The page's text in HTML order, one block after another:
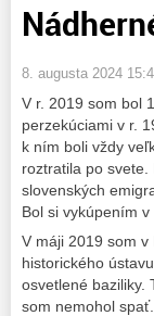
8. augusta 2024
V r. 2019 som bol
perzekúciami v r.
k ním boli vždy
roztratila po
slovenských
Bol si vykúpením v
V máji 2019 som
historického
osvetlené baziliky.
som nemohol spať.